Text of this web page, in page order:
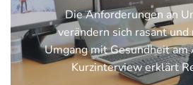
Die Anforderungen an
verändern sich rasant
Umgang mit Gesundheit
Kurzinterview erklärt